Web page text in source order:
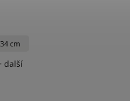
34 cm
další